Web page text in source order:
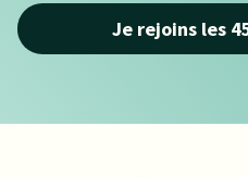
Je rejoins les